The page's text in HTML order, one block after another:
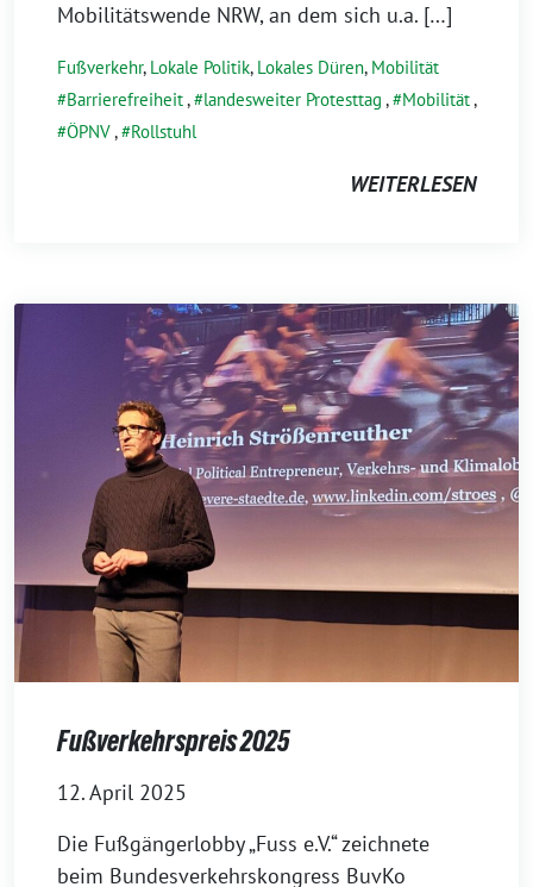
Mobilitätswende NRW, an dem sich u.a. […]
Fußverkehr, Lokale Politik, Lokales Düren, Mobilität
Barrierefreiheit, landesweiter Protesttag , Mobilität,
ÖPNV, Rollstuhl
WEITERLESEN
Fußverkehrspreis 2025
12. April 2025
Die Fußgängerlobby „Fuss e.V.“ zeichnete
beim Bundesverkehrskongress BuvKo